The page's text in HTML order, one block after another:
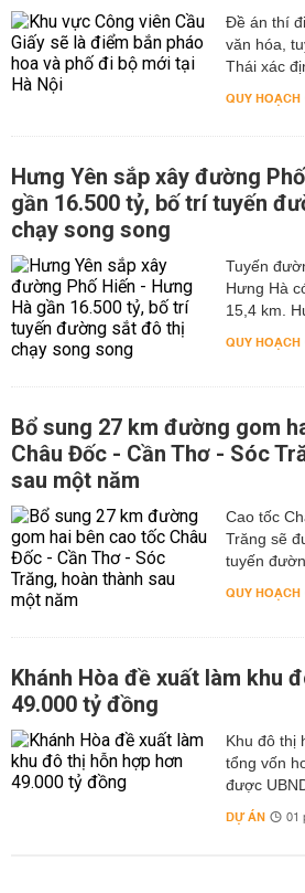
Đề án thí
văn hóa,
Thái xác
QUY HOẠCH
Hưng Yên sắp xây đường
gần 16.500 tỷ, bố trí tuyến
chạy song song
Tuyến
Hưng Hà
15,4 km.
QUY HOẠCH
Bổ sung 27 km đường gom
Châu Đốc - Cần Thơ - Sóc
sau một năm
Cao tốc
Trăng sẽ
tuyến
QUY HOẠCH
Khánh Hòa đề xuất làm khu
49.000 tỷ đồng
Khu đô thị
tổng vốn
được
DỰ ÁN 01